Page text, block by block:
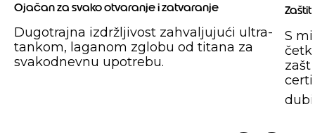
Ojačan za svako otvaranje i zatvaranje
Dugotrajna izdržljivost zahvaljujući ultra-
tankom, laganom zglobu od titana za
svakodnevnu upotrebu.
S